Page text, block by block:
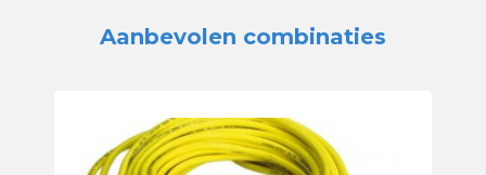
Aanbevolen combinaties